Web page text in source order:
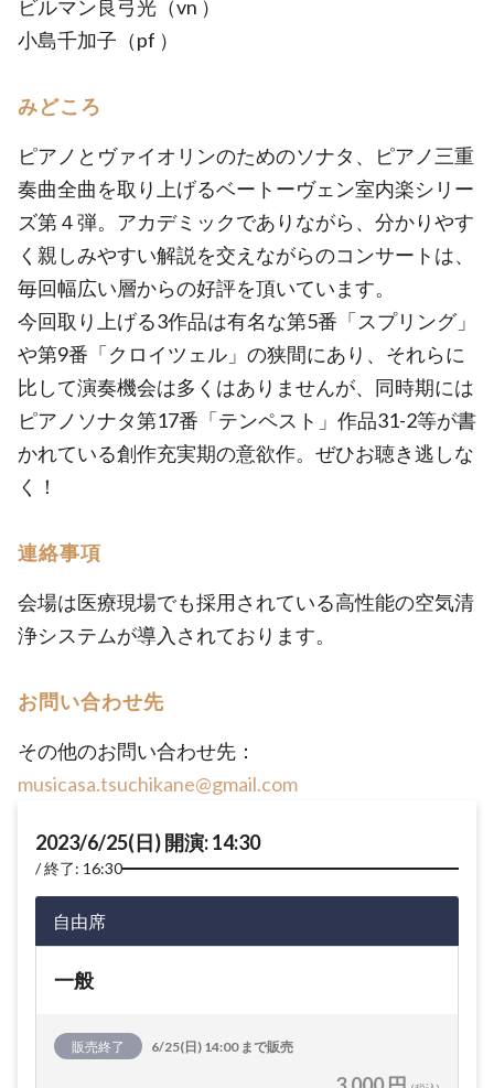
ビルマン良弓光（vn ）
小島千加子（pf ）
みどころ
ピアノとヴァイオリンのためのソナタ、ピアノ三重
奏曲全曲を取り上げるベートーヴェン室内楽シリー
ズ第４弾。アカデミックでありながら、分かりやす
く親しみやすい解説を交えながらのコンサートは、
毎回幅広い層からの好評を頂いています。
今回取り上げる3作品は有名な第5番「スプリング」
や第9番「クロイツェル」の狭間にあり、それらに
比して演奏機会は多くはありませんが、同時期には
ピアノソナタ第17番「テンペスト」作品31-2等が書
かれている創作充実期の意欲作。ぜひお聴き逃しな
く！
連絡事項
会場は医療現場でも採用されている高性能の空気清
浄システムが導入されております。
お問い合わせ先
その他のお問い合わせ先：
musicasa.tsuchikane@gmail.com
2023/6/25(日) 開演: 14:30
終了: 16:30
自由席
一般
販売終了 6/25(日) 14:00 まで販売